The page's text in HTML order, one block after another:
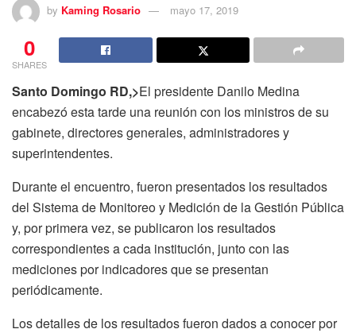
by Kaming Rosario mayo 17, 2019
0
SHARES
Santo Domingo RD,>El presidente Danilo Medina
encabezó esta tarde una reunión con los ministros de su
gabinete, directores generales, administradores y
superintendentes.
Durante el encuentro, fueron presentados los resultados
del Sistema de Monitoreo y Medición de la Gestión Pública
y, por primera vez, se publicaron los resultados
correspondientes a cada institución, junto con las
mediciones por indicadores que se presentan
periódicamente.
Los detalles de los resultados fueron dados a conocer por